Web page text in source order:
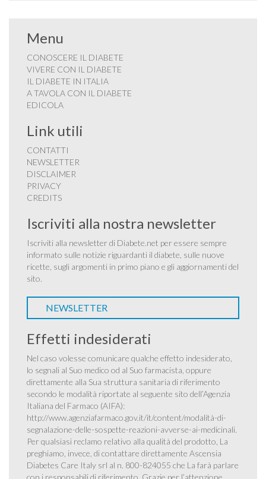
Menu
CONOSCERE IL DIABETE
VIVERE CON IL DIABETE
IL DIABETE IN ITALIA
A TAVOLA CON IL DIABETE
EDICOLA
Link utili
CONTATTI
NEWSLETTER
DISCLAIMER
PRIVACY
CREDITS
Iscriviti alla nostra newsletter
Iscriviti alla newsletter di Diabete.net per essere sempre
informato sulle notizie riguardanti il diabete, sulle nuove
ricette, sugli argomenti in primo piano e gli aggiornamenti del
sito.
NEWSLETTER
Effetti indesiderati
Nel caso volesse comunicare qualche effetto indesiderato,
lo segnali al Suo medico od al Suo farmacista, oppure
direttamente alla Sua struttura sanitaria di riferimento
secondo le modalità riportate al seguente sito dell’Agenzia
Italiana del Farmaco (AIFA):
http://www.agenziafarmaco.gov.it/it/content/modalità-di-
segnalazione-delle-sospette-reazioni-avverse-ai-medicinali.
Per qualsiasi reclamo relativo alla qualità del prodotto, La
preghiamo, invece, di contattare direttamente Ascensia
Diabetes Care Italy srl al n. 800-824055 che La farà parlare
con i responsabili di riferimento. Grazie per l’attenzione.